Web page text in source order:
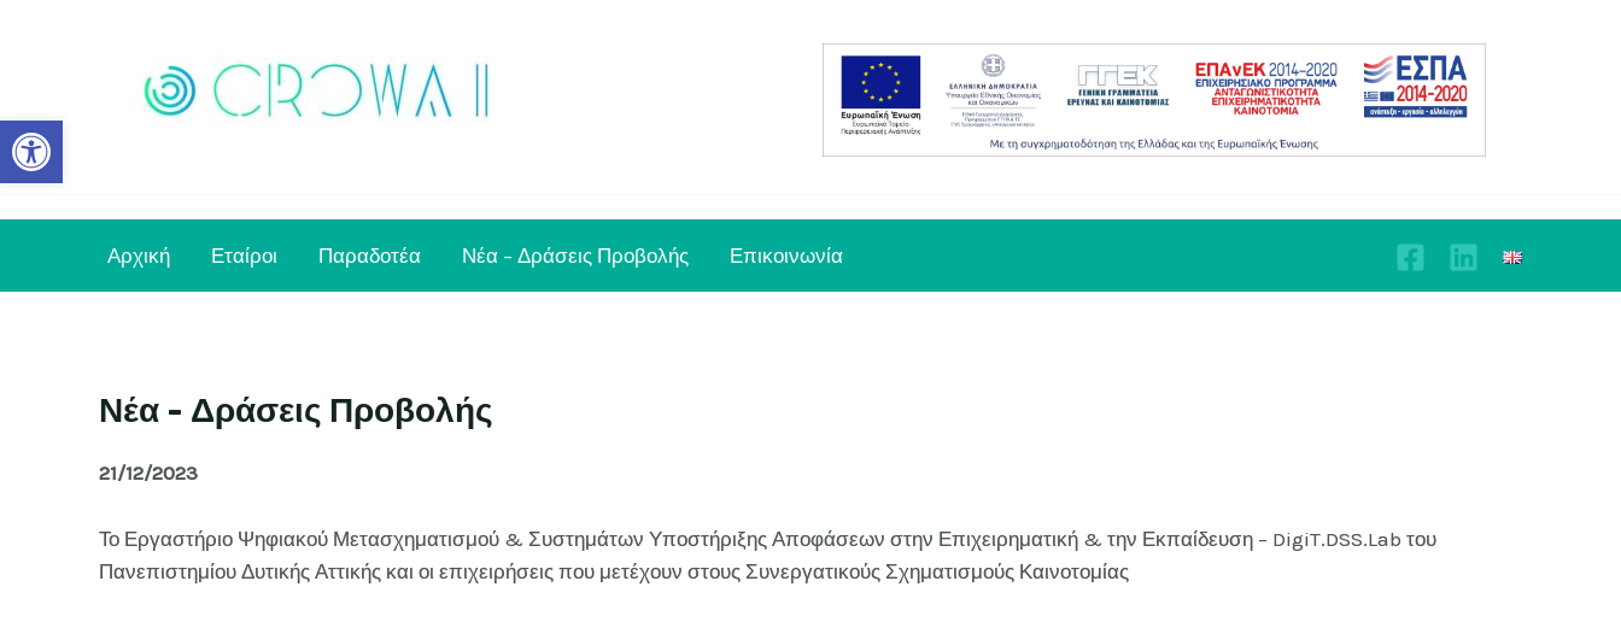
Ανοίξτε τη γραμμή εργαλείων
Αρχική Εταίροι Παραδοτέα Νέα – Δράσεις Προβολής Επικοινωνία
Νέα - Δράσεις Προβολής
21/12/2023
Το Εργαστήριο Ψηφιακού Μετασχηματισμού & Συστημάτων Υποστήριξης Αποφάσεων στην Επιχειρηματική & την Εκπαίδευση – DigiT.DSS.Lab του
Πανεπιστημίου Δυτικής Αττικής και οι επιχειρήσεις που μετέχουν στους Συνεργατικούς Σχηματισμούς Καινοτομίας